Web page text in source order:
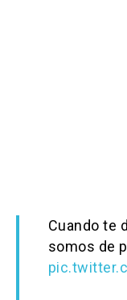
Cuando te
somos de